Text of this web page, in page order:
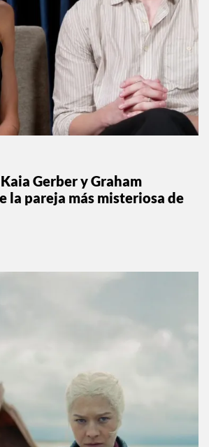
Gerber y Graham
la pareja más misteriosa de